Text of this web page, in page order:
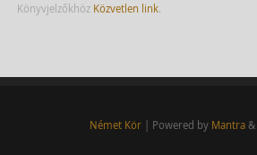
Könyvjelzőkhöz Közvetlen link.
Német Kör| Powered by Mantra&